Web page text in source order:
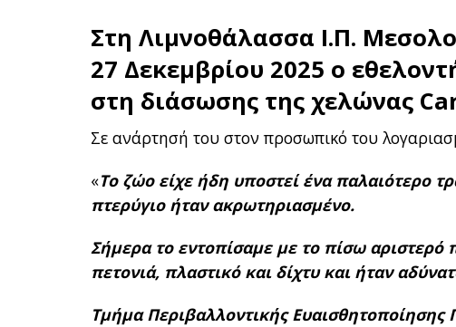
ΣτηΛιμνοθάλασσα Ι.Π.
27 Δεκεμβρίου 2025 ο
στη διάσωσης της χελώνας
Σε ανάρτησή του στον προσωπικό του
«Το ζώο είχε ήδη υποστεί ένα παλαιότερο
πτερύγιο ήταν ακρωτηριασμένο.
Σήμερα το εντοπίσαμε με το πίσω αριστερό
πετονιά, πλαστικό και δίχτυ και ήταν
Τμήμα Περιβαλλοντικής